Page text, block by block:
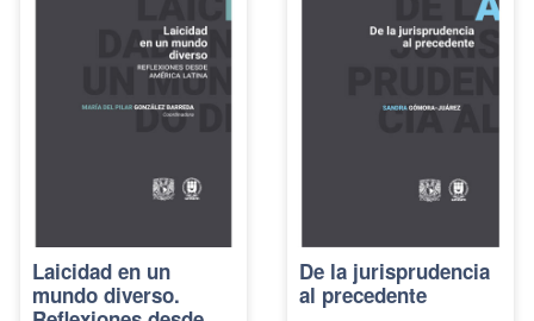
Laicidad en un
mundo diverso.
De la jurisprudencia
al precedente